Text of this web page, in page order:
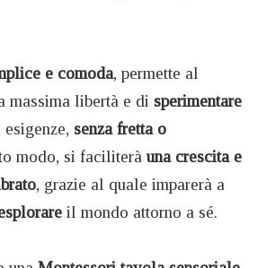
e comoda, permette al
massima libertà e di sperimentare
senza fretta o
modo, si faciliterà una crescita e
, grazie al quale imparerà a
il mondo attorno a sé.